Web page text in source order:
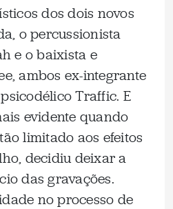
dos dois novos
o percussionista
e o baixista e
ambos ex-integrante
Traffic. E
evidente quando
limitado aos efeitos
decidiu deixar a
das gravações.
no processo de